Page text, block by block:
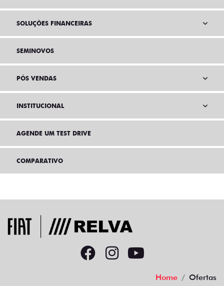
SOLUÇÕES FINANCEIRAS
SEMINOVOS
PÓS VENDAS
INSTITUCIONAL
AGENDE UM TEST DRIVE
COMPARATIVO
Home Ofertas